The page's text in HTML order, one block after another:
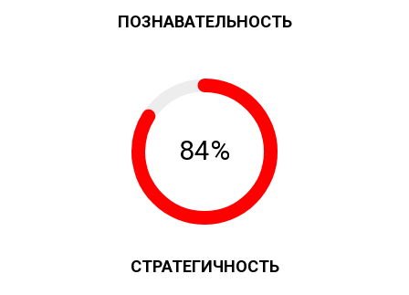
ПОЗНАВАТЕЛЬНОСТЬ
84%
СТРАТЕГИЧНОСТЬ